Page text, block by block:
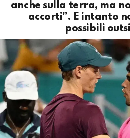
anche sulla terra, ma
accorti”. E intanto
possibili